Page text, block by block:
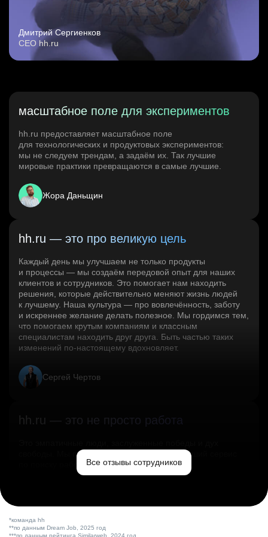
Дмитрий Сергиенков
CEO hh.ru
масштабное поле для экспериментов
hh.ru предоставляет масштабное поле
для технологических и продуктовых экспериментов:
мы не следуем трендам, а задаём их. Так лучшие
мировые практики превращаются в самые лучшие.
Жора Даньщин
hh.ru — это про великую цель
Каждый день мы улучшаем не только продукты
и процессы — мы создаём передовой опыт для наших
клиентов и сотрудников. Это помогает нам находить
решения, которые действительно меняют жизнь людей
к лучшему. Наша культура — про вовлечённость, заботу
и искреннее желание делать полезное. Мы гордимся тем,
что помогаем крутым компаниям и классным
специалистам находить друг друга. Быть частью таких
изменений по‑настоящему вдохновляет.
Сергей Чертов
hh.ru — это не просто работа
свободы. Мы помогаем миру и создаём лучший сервис
по поиску работы в стране.Все отзывы сотрудников
*команда hh
**по данным Dream Job, 2025 год
***по данным рейтинга Similarweb, 2024 год